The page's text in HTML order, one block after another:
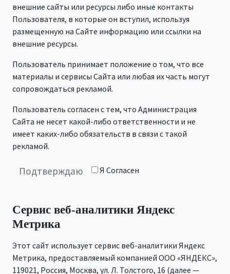
внешние сайты или ресурсы либо иные контакты
Пользователя, в которые он вступил, используя
размещенную на Сайте информацию или ссылки на
внешние ресурсы.
Пользователь принимает положение о том, что все
материалы и сервисы Сайта или любая их часть могут
сопровождаться рекламой.
Пользователь согласен с тем, что Администрация
Сайта не несет какой-либо ответственности и не
имеет каких-либо обязательств в связи с такой
рекламой.
Подтверждаю Я Согласен
Сервис веб-аналитики Яндекс
Метрика
Этот сайт использует сервис веб-аналитики Яндекс
Метрика, предоставляемый компанией ООО «ЯНДЕКС»,
119021, Россия, Москва, ул. Л. Толстого, 16 (далее —